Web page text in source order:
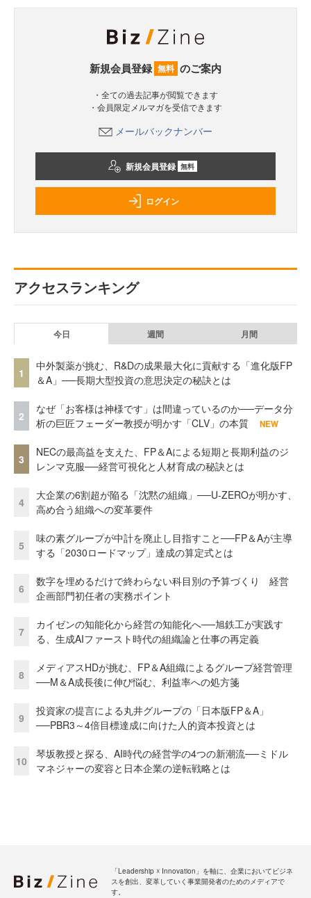
新規会員登録 無料 のご案内
・全ての過去記事が閲覧できます
・会員限定メルマガを受信できます
メールバックナンバー
新規会員登録 無料
ログイン
アクセスランキング
今日 週間 月間
1
中外製薬が挑む、R&Dの成果最大化に貢献する「進化版FP
＆A」──長期大型投資の意思決定の秘訣とは
2
なぜ「お客様は神様です」は間違っているのか──データ分
析の巨匠フェーダー教授が明かす「CLV」の本質
NEW
3
NECの最高益を支えた、FP＆Aによる短期と長期利益のジ
レンマ克服──経営可視化と人材育成の秘訣とは
4
大企業の6割超が陥る「沈黙の組織」──U-ZEROが明かす、
高め合う組織への変革要件
5
味の素グループが中計を廃止し目指すこと──FP＆Aが主導
する「2030ロードマップ」達成の算定式とは
6
数字を埋めるだけで終わらない科目別の予算づくり 経営
企画部門初任者の実務ポイント
7
カイゼンの知能化から経営の知能化へ──旭鉄工が実践す
る、生成AIファースト時代の組織論と仕事の再定義
8
メディアスHDが挑む、FP＆A組織によるグループ経営管理
──M＆A成長後に伸び悩む、利益率への処方箋
9
投資家の提言による丸井グループの「日本版FP＆A」
──PBR3～4倍目標達成に向けた人的資本投資とは
10
琴坂教授と探る、AI時代の経営学の4つの新潮流──ミドル
マネジャーの変容と日本企業の逆転戦略とは
「Leadership ☓ Innovation」を軸に、企業においてビジネ
スを創出、変革していく事業開発者のためのメディアで
す。